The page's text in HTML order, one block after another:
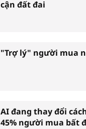
cận đất đai
"Trợ lý" người mua
AI đang thay đổi
45% người mua bất